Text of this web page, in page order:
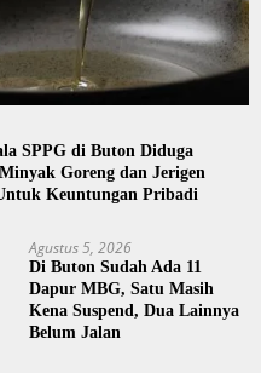
SPPG di Buton Diduga
Goreng dan Jerigen
Keuntungan Pribadi
Agustus 5, 2026
Di Buton Sudah Ada 11
Dapur MBG, Satu Masih
Kena Suspend, Dua Lainnya
Belum Jalan